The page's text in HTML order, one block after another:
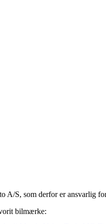
S, som derfor er ansvarlig
bilmærke: